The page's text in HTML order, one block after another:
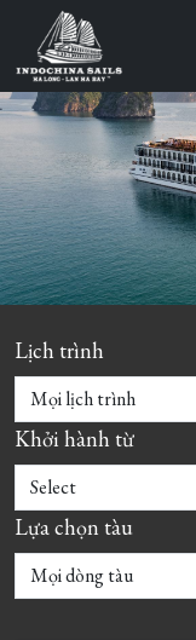
Lịch trình
Khởi hành từ
Lựa chọn tàu